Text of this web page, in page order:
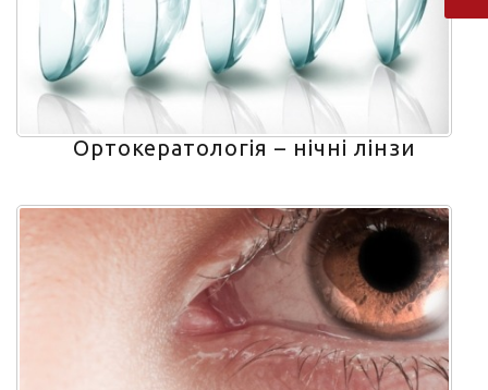
Ортокератологія – нічні лінзи